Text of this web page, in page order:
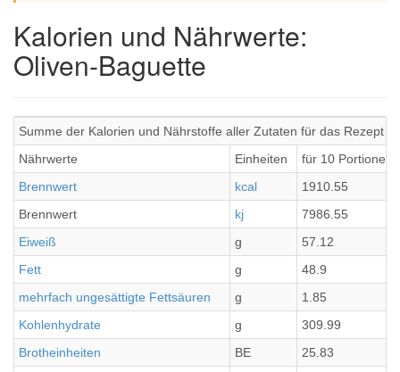
Kalorien und Nährwerte:
Oliven-Baguette
Summe der Kalorien und Nährstoffe aller Zutaten für das Rezept
Nährwerte
Einheiten
für 10 Portionen
Brennwert
kcal
1910.55
Brennwert
kj
7986.55
Eiweiß
g
57.12
Fett
g
48.9
mehrfach ungesättigte Fettsäuren
g
1.85
Kohlenhydrate
g
309.99
Brotheinheiten
BE
25.83